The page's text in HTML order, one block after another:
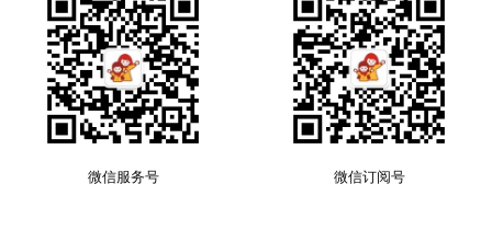
101铺
上海李子园中心
上海市普陀区真南路1226弄-9号康建商务广场9号楼
上海浦东中心
上海市浦东新区龙阳路龙阳广场301-1室（地铁7号线/18号线/16号线/2
上海香樟园中心
微信服务号 微信订阅号